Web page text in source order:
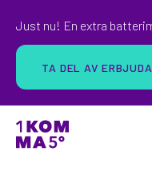
Just nu! En extra
TA DEL AV